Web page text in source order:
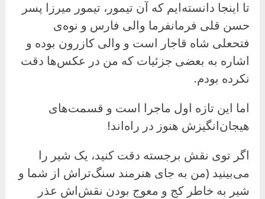
تا اینجا دانسته‌ایم که آن تیمور، تیمور میرزا پسر
حسن قلی فرمانفرما والی فارس و نوه‌ی
فتحعلی شاه قاجار است و والی کازرون بوده و
اشاره به بعضی جزئیات که من در عکس‌ها دقت
نکرده بودم.
اما این تازه اول ماجرا است و قسمت‌های
هیجان‌انگیزش هنوز در راه‌اند!
اگر توی نقش برجسته دقت کنید، یک شیر را
می‌بینید (من به جای هنرمند سنگ‌تراش از شما و
شیر به خاطر کج و معوج بودن نقش‌اش عذر